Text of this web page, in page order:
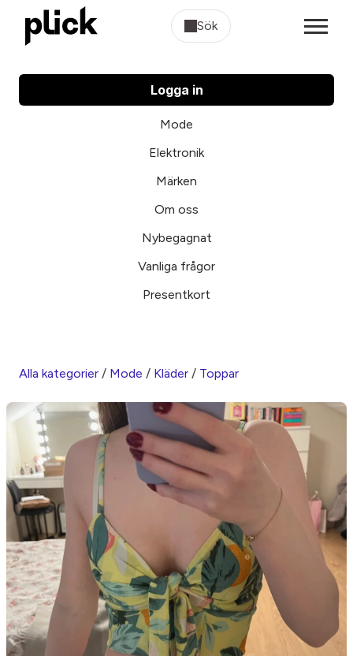
Sök
Logga in
Mode
Elektronik
Märken
Om oss
Nybegagnat
Vanliga frågor
Presentkort
Alla kategorier / Mode / Kläder / Toppar